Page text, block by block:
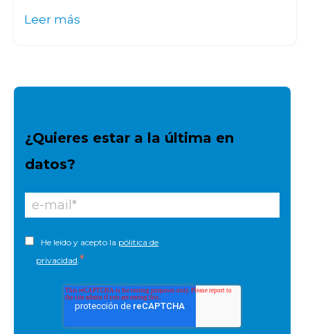
Leer más
¿Quieres estar a la última en
datos?
He leído y acepto la pólitica de
privacidad.*